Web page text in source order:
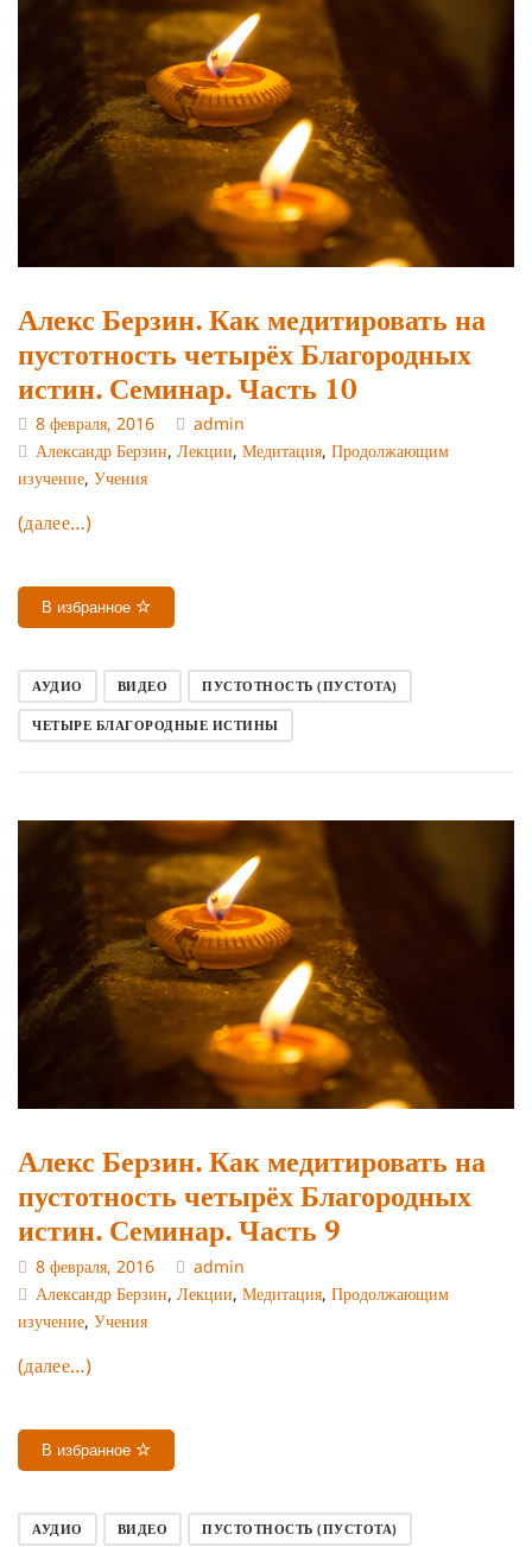
Алекс Берзин. Как медитировать на
пустотность четырёх Благородных
истин. Семинар. Часть 10
8 февраля, 2016
admin
Александр Берзин, Лекции, Медитация, Продолжающим
изучение, Учения
(далее…)
В избранное
АУДИО ВИДЕО ПУСТОТНОСТЬ (ПУСТОТА)
ЧЕТЫРЕ БЛАГОРОДНЫЕ ИСТИНЫ
Алекс Берзин. Как медитировать на
пустотность четырёх Благородных
истин. Семинар. Часть 9
8 февраля, 2016
admin
Александр Берзин, Лекции, Медитация, Продолжающим
изучение, Учения
(далее…)
В избранное
АУДИО ВИДЕО ПУСТОТНОСТЬ (ПУСТОТА)